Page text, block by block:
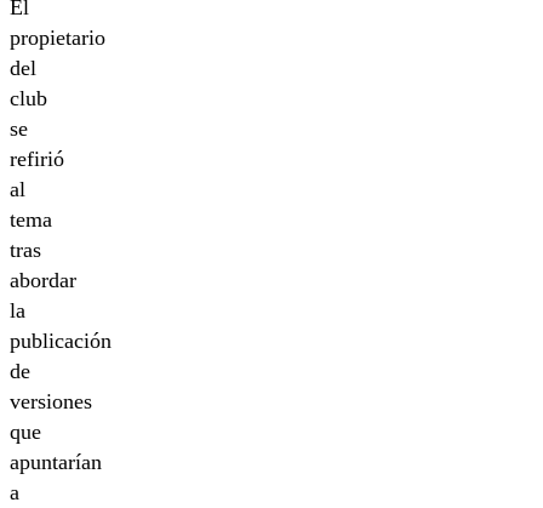
El
propietario
del
club
se
refirió
al
tema
tras
abordar
la
publicación
de
versiones
que
apuntarían
a